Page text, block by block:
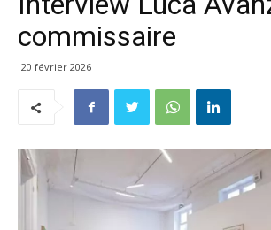
commissaire
20 février 2026